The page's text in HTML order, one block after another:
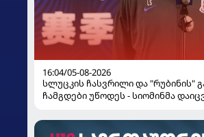
16:04/05-08-2026
სლუცკის ჩასვრილი და "რუბინის"
ჩამგდები უწოდეს - სიომინმა